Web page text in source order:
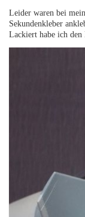
Leider waren bei
Sekundenkleber
Lackiert habe ich